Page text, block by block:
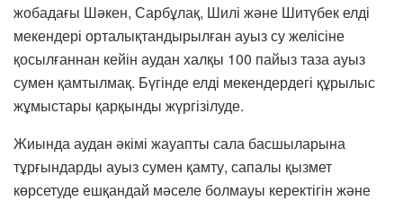
жобадағы Шәкен, Сарбұлақ, Шилі және Шитүбек елді
мекендері орталықтандырылған ауыз су желісіне
қосылғаннан кейін аудан халқы 100 пайыз таза ауыз
сумен қамтылмақ. Бүгінде елді мекендердегі құрылыс
жұмыстары қарқынды жүргізілуде.
Жиында аудан әкімі жауапты сала басшыларына
тұрғындарды ауыз сумен қамту, сапалы қызмет
көрсетуде ешқандай мәселе болмауы керектігін және